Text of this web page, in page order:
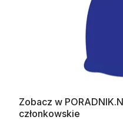
Zobacz w
członkowskie